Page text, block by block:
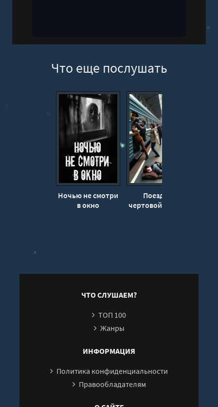
Что еще послушать
Ночью не смотри
в окно
Поезд до
чертовой линии -
ЧТО СЛУШАЕМ?
ТОП 100
Жанры
ИНФОРМАЦИЯ
Политика конфиденциальности
Правообладателям